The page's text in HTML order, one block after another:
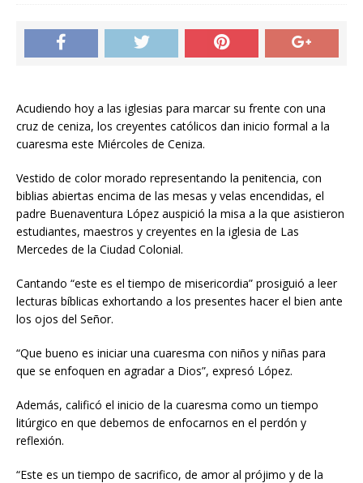
Acudiendo hoy a las iglesias para marcar su frente con una
cruz de ceniza, los creyentes católicos dan inicio formal a la
cuaresma este Miércoles de Ceniza.
Vestido de color morado representando la penitencia, con
biblias abiertas encima de las mesas y velas encendidas, el
padre Buenaventura López auspició la misa a la que asistieron
estudiantes, maestros y creyentes en la iglesia de Las
Mercedes de la Ciudad Colonial.
Cantando “este es el tiempo de misericordia” prosiguió a leer
lecturas bíblicas exhortando a los presentes hacer el bien ante
los ojos del Señor.
“Que bueno es iniciar una cuaresma con niños y niñas para
que se enfoquen en agradar a Dios”, expresó López.
Además, calificó el inicio de la cuaresma como un tiempo
litúrgico en que debemos de enfocarnos en el perdón y
reflexión.
“Este es un tiempo de sacrifico, de amor al prójimo y de la